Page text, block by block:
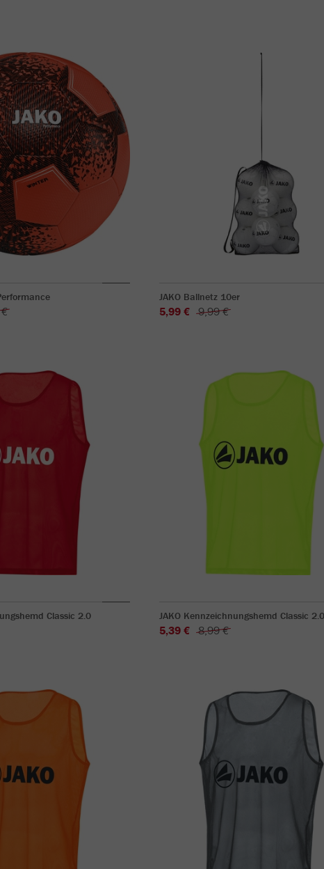
JAKO Ballnetz 10er
5,99 € 9,99 €
Classic 2.0 JAKO Kennzeichnungshemd Classic 2.0
5,39 € 8,99 €